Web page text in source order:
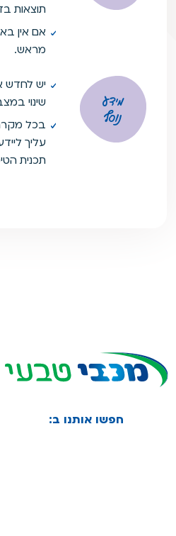
תוצאות
מראש.
מידע
נוסף
יש לחדש
שינוי
בכל מקרה
עליך
תכנית
חפשו אותנו ב: